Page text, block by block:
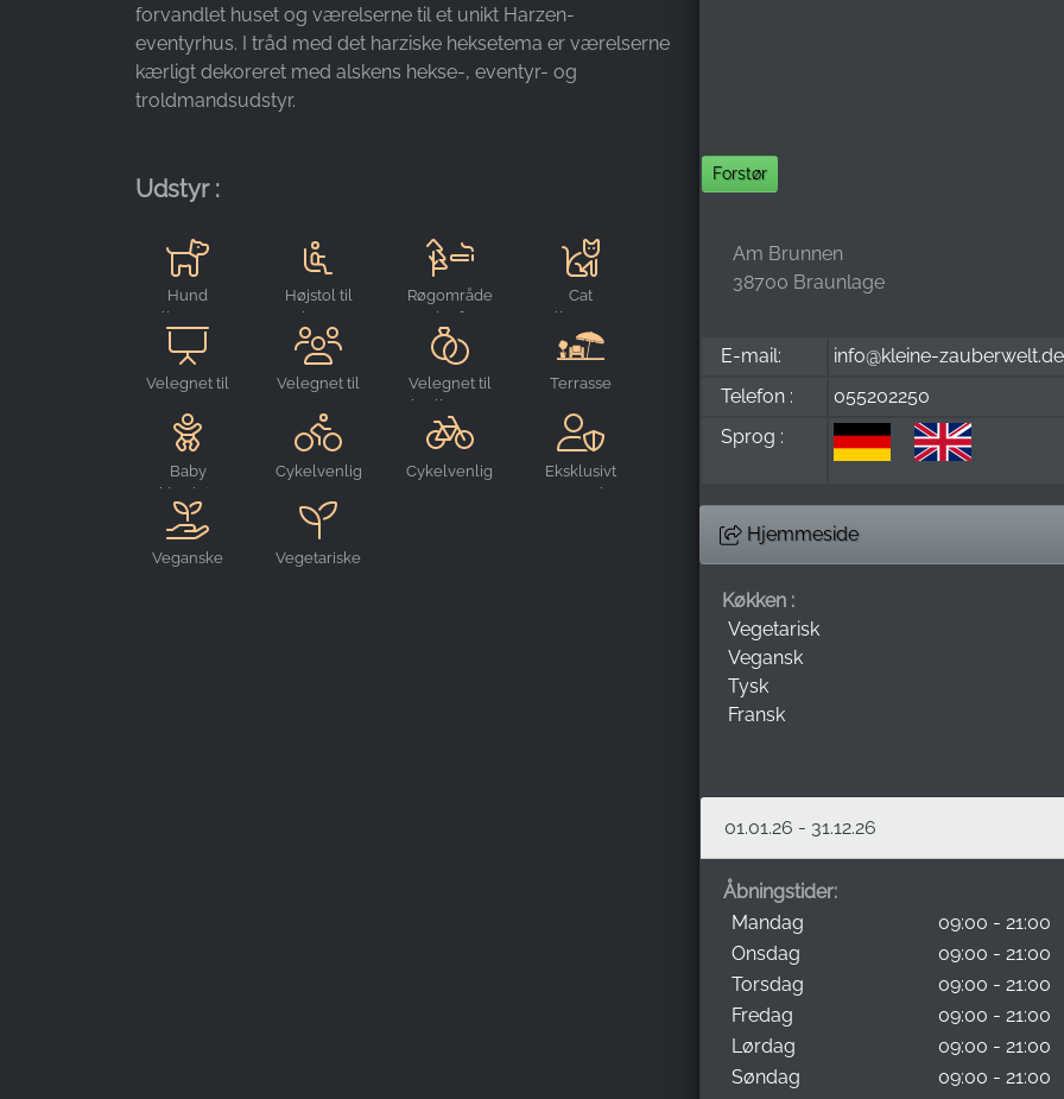
forvandlet huset og værelserne til et unikt Harzen-
eventyrhus. I tråd med det harziske heksetema er værelserne
kærligt dekoreret med alskens hekse-, eventyr- og
troldmandsudstyr.
Udstyr :
Hund
velkommen
Højstol til
børn
Røgområde
udenfor
Cat
velkommen
Velegnet til
Velegnet til
Velegnet til
bryllupper
Terrasse
Baby
Cykelvenlig Cykelvenlig
Eksklusivt
reserverbar
Veganske
Vegetariske
Forstør
Am Brunnen
38700 Braunlage
E-mail:
info@kleine-zauberwelt.de
Telefon :
055202250
Sprog :
Hjemmeside
Køkken :
Vegetarisk
Vegansk
Tysk
Fransk
01.01.26 - 31.12.26
Åbningstider:
Mandag
09:00 - 21:00
Onsdag
09:00 - 21:00
Torsdag
09:00 - 21:00
Fredag
09:00 - 21:00
Lørdag
09:00 - 21:00
Søndag
09:00 - 21:00
Purpose:
Måling af reklamer og
markedsføring
3 måneder - 1 år
STATISTIK
Statistikcookies indsamler oplysninger anonymt.
Disse oplysninger hjælper os med at forstå,
hvordan vores besøgende bruger vores
Google Analytics
_ga, _gid, _gac_gb_